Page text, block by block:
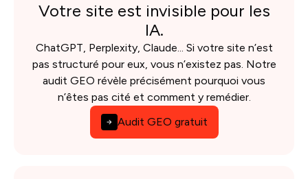
Votre site est invisible pour les
IA.
ChatGPT, Perplexity, Claude... Si votre site n’est
pas structuré pour eux, vous n’existez pas. Notre
audit GEO révèle précisément pourquoi vous
n’êtes pas cité et comment y remédier.
Audit GEO gratuit